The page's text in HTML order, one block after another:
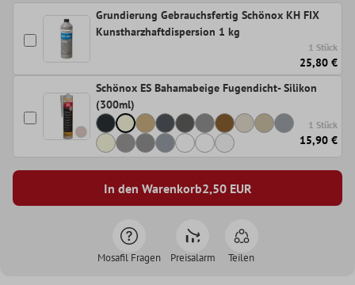
Grundierung Gebrauchsfertig Schönox KH FIX
Kunstharzhaftdispersion 1 kg
1 Stück
25,80 €
Schönox ES Bahamabeige Fugendicht- Silikon
(300ml)
1 Stück
15,90 €
In den Warenkorb2,50EUR
Mosafil Fragen Preisalarm Teilen